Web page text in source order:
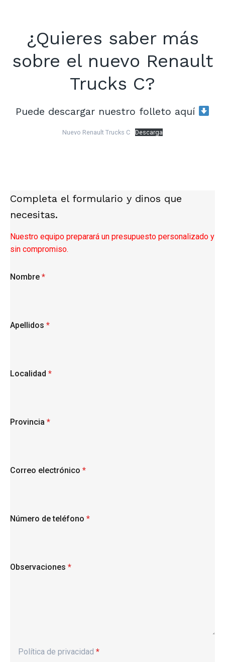
¿Quieres saber más
sobre el nuevo Renault
Trucks C?
Puede descargar nuestro folleto aquí
Nuevo Renault Trucks C Descarga
Completa el formulario y dinos que
necesitas.
Nuestro equipo preparará un presupuesto personalizado y
sin compromiso.
Nombre *
Apellidos *
Localidad *
Provincia *
Correo electrónico *
Número de teléfono *
Observaciones *
Política de privacidad *